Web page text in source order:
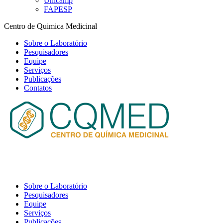
FAPESP
Centro de Quimica Medicinal
Sobre o Laboratório
Pesquisadores
Equipe
Serviços
Publicações
Contatos
Sobre o Laboratório
Pesquisadores
Equipe
Serviços